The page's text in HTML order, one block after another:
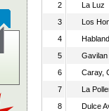
2
La Luz
3
Los
4
5
Gavilan
6
Caray,
7
La
8
Dulce